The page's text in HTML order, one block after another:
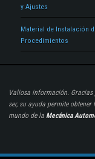
y Ajustes
Material de Instalación
Procedimientos
Valiosa información. Gracias
ser, su ayuda permite
mundo de la Mecánica